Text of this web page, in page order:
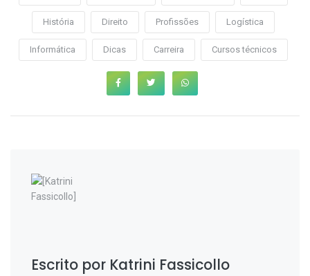
História Direito Profissões Logística
Informática Dicas Carreira Cursos técnicos
Escrito por Katrini Fassicollo